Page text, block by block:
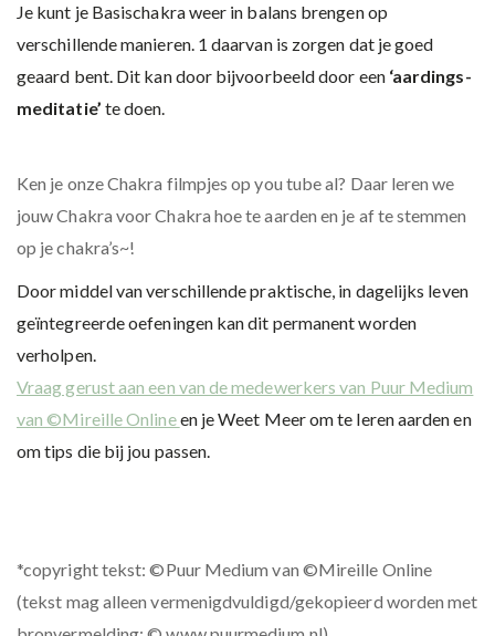
Je kunt je Basischakra weer in balans brengen op
verschillende manieren. 1 daarvan is zorgen dat je goed
geaard bent. Dit kan door bijvoorbeeld door een‘aardings-
meditatie’ te doen.
Ken je onze Chakra filmpjes op you tube al? Daar leren we
jouw Chakra voor Chakra hoe te aarden en je af te stemmen
op je chakra’s~!
Door middel van verschillende praktische, in dagelijks leven
geïntegreerde oefeningen kan dit permanent worden
verholpen.
Vraag gerust aan een van de medewerkers van Puur Medium
van ©Mireille Onlineen je Weet Meer om te leren aarden en
om tips die bij jou passen.
*copyright tekst: ©Puur Medium van ©Mireille Online
(tekst mag alleen vermenigdvuldigd/gekopieerd worden met